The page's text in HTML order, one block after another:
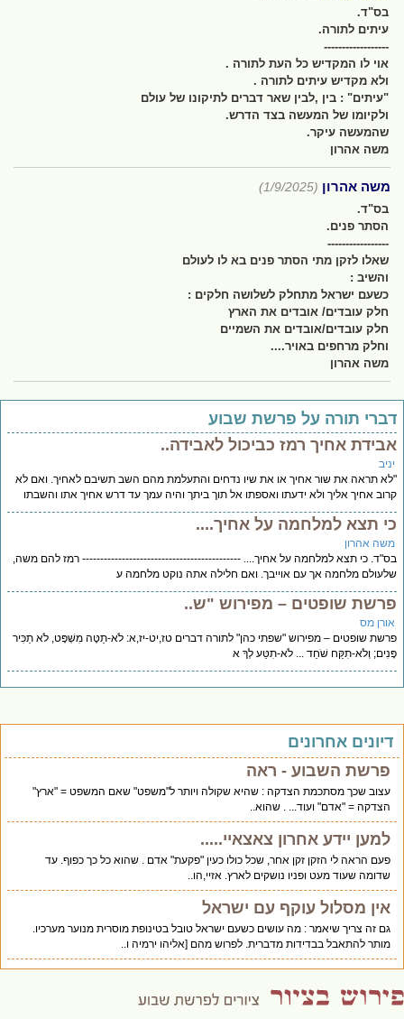
בס"ד.
עיתים לתורה.
------------------
אוי לו המקדיש כל העת לתורה .
ולא מקדיש עיתים לתורה .
"עיתים" : בין ,לבין שאר דברים לתיקונו של עולם
ולקיומו של המעשה בצד הדרש.
שהמעשה עיקר.
משה אהרון
משה אהרון (1/9/2025)
בס"ד.
הסתר פנים.
-----------------
שאלו לזקן מתי הסתר פנים בא לו לעולם
והשיב :
כשעם ישראל מתחלק לשלושה חלקים :
חלק עובדים/ אובדים את הארץ
חלק עובדים/אובדים את השמיים
וחלק מרחפים באויר....
משה אהרון
תורה על פרשת שבוע
אחיך רמז כביכול לאבידה..
תראה את שור אחיך או את שיו נדחים והתעלמת מהם השב תשיבם לאחיך. ואם לא
אחיך אליך ולא ידעתו ואספתו אל תוך ביתך והיה עמך עד דרש אחיך אתו והשבתו
תצא למלחמה על אחיך....
אהרון
כי תצא למלחמה על אחיך.... -------------------------------------------- רמז להם משה,
מלחמה אך עם אוייבך. ואם חלילה אתה נוקט מלחמה ע
שופטים – מפירוש "ש..
מס
שופטים – מפירוש "שפתי כהן" לתורה דברים טז,יט-יז,א: לֹא-תַטֶּה מִשְׁפָּט, לֹא תַכִּיר
וְלֹא-תִקַּח שֹׁחַד ... לֹא-תִטַּע לְךָ א
אחרונים
פרשת השבוע - ראה
עצוב שכך מסתכמת הצדקה : שהיא שקולה ויותר ל"משפט" שאם המשפט = "ארץ"
הצדקה = "אדם" ועוד... . שהוא..
למען יידע אחרון צאצאיי.....
פעם הראה לי הזקן זקן אחר, שכל כולו כעין "פקעת" אדם . שהוא כל כך כפוף. עד
שדומה שעוד מעט ופניו נושקים לארץ. אזיי,הו..
אין מסלול עוקף עם ישראל
גם זה צריך שיאמר : מה עושים כשעם ישראל טובל בטינופת מוסרית מנוער מערכיו.
מותר להתאבל בבדידות מדברית. לפרוש מהם [אליהו ירמיה ו..